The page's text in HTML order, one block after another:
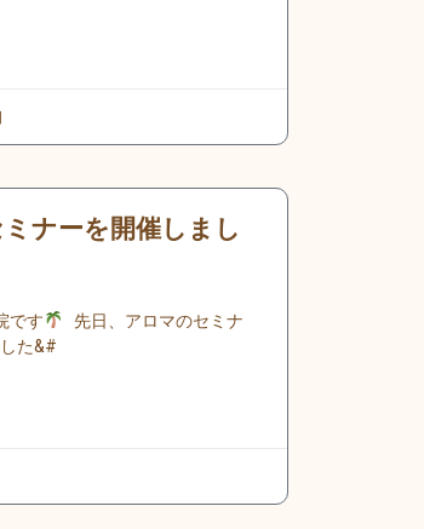
ナーを開催しまし
です
先日、アロマのセミナ
た&#